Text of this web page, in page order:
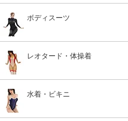
ボディスーツ
レオタード・体操着
水着・ビキニ